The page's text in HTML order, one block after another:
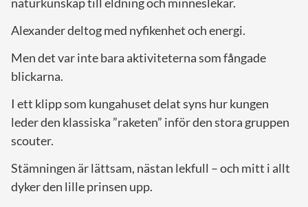
Alexander deltog med nyfikenhet och energi.
Men det var inte bara aktiviteterna som fångade
blickarna.
I ett klipp som kungahuset delat syns hur kungen
leder den klassiska ”raketen” inför den stora gruppen
scouter.
Stämningen är lättsam, nästan lekfull – och mitt i allt
dyker den lille prinsen upp.